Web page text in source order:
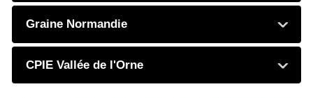
Graine Normandie
CPIE Vallée de l'Orne